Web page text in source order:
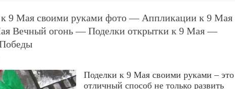
к 9 Мая своими руками фото — Аппликации к 9 Мая
Вечный огонь — Поделки открытки к 9 Мая —
Поделки к 9 Мая своими руками – это
отличный способ не только развить